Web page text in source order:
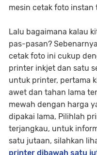
mesin cetak foto instan
Lalu bagaimana kalau
pas-pasan?
cetak foto ini cukup
printer inkjet dan satu
untuk printer, pertama
awet dan tahan lama
mewah dengan harga
dipakai lama, Pilihlah
terjangkau, untuk
satu jutaan, silahkan
printer dibawah satu